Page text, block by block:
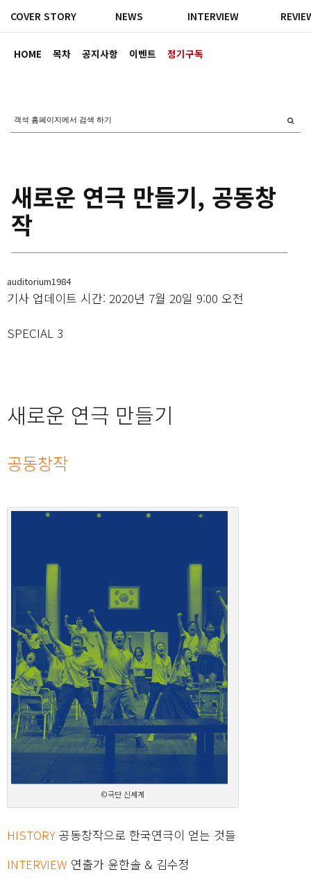
HOME 목차 공지사항 이벤트 정기구독
COVER STORY NEWS INTERVIEW
새로운 연극 만들기, 공동창
작
auditorium1984
기사 업데이트 시간: 2020년 7월 20일 9:00 오전
SPECIAL 3
새로운 연극 만들기
공동창작
©극단 신세계
HISTORY 공동창작으로 한국연극이 얻는 것들
INTERVIEW 연출가 윤한솔 & 김수정